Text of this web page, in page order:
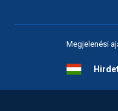
Megjelenési